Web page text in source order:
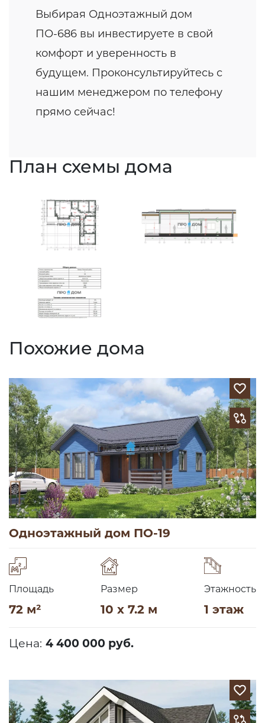
Выбирая Одноэтажный дом
ПО-686 вы инвестируете в свой
комфорт и уверенность в
будущем. Проконсультируйтесь с
нашим менеджером по телефону
прямо сейчас!
План схемы дома
Похожие дома
Одноэтажный дом ПО-19
Площадь
72 м²
Размер
10 x 7.2 м
Этажность
1 этаж
Цена: 4 400 000 руб.